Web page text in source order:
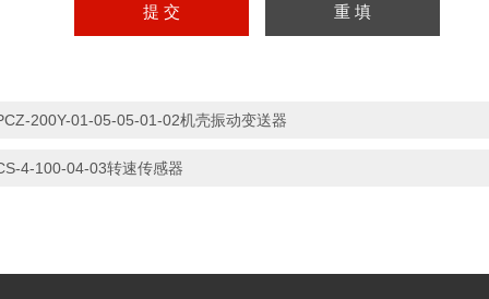
200Y-01-05-05-01-02机壳振动变送器
4-100-04-03转速传感器